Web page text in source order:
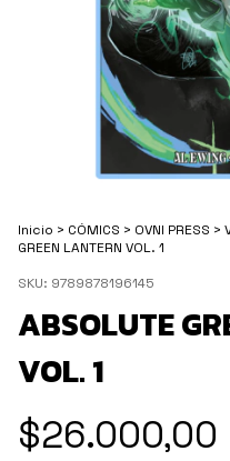
Inicio > CÓMICS > OVNI PRESS >
GREEN LANTERN VOL. 1
SKU: 9789878196145
ABSOLUTE
VOL. 1
$26.000,00